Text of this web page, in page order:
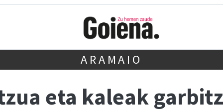
ARAMAIO
eta kaleak